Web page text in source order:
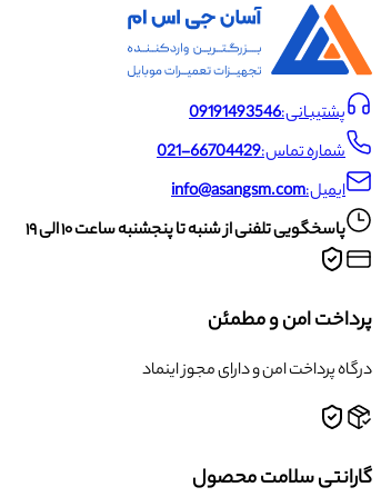
پشتیبانی:09191493546
شماره تماس:021-66704429
ایمیل:info@asangsm.com
پاسخگویی تلفنی از شنبه تا پنجشنبه ساعت ۱۰ الی ۱۹
پرداخت امن و مطمئن
درگاه پرداخت امن و دارای مجوز اینماد
گارانتی سلامت محصول